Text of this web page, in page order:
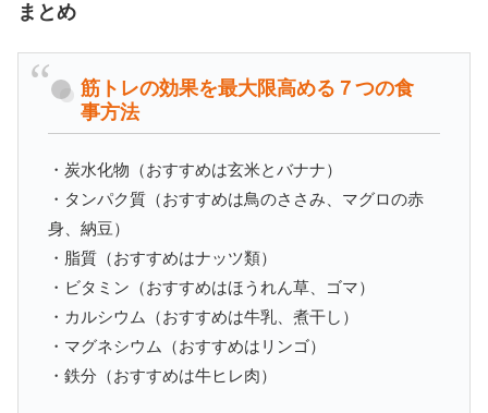
まとめ
筋トレの効果を最大限高める７つの食
事方法
・炭水化物（おすすめは玄米とバナナ）
・タンパク質（おすすめは鳥のささみ、マグロの赤
身、納豆）
・脂質（おすすめはナッツ類）
・ビタミン（おすすめはほうれん草、ゴマ）
・カルシウム（おすすめは牛乳、煮干し）
・マグネシウム（おすすめはリンゴ）
・鉄分（おすすめは牛ヒレ肉）